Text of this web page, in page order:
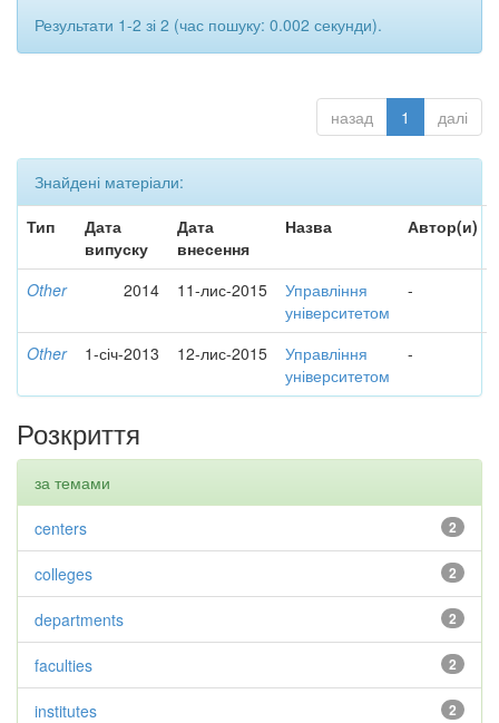
Результати 1-2 зі 2 (час пошуку: 0.002 секунди).
назад 1 далі
Знайдені матеріали:
Тип
Дата
випуску
Дата
внесення
Назва Автор(и)
Other 2014 11-лис-2015
Управління
університетом
-
Other 1-січ-2013 12-лис-2015
Управління
університетом
-
Розкриття
за темами
2
centers
2
colleges
2
departments
2
faculties
2
institutes